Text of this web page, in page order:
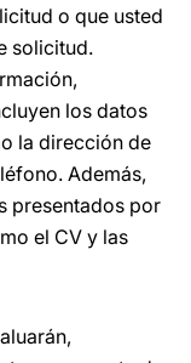
o que usted
solicitud.
los datos
la dirección de
Además,
presentados por
el CV y las